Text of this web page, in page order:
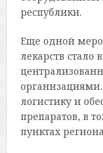
республики.
Еще одной
лекарств стало
логистику и
препаратов, в
пунктах